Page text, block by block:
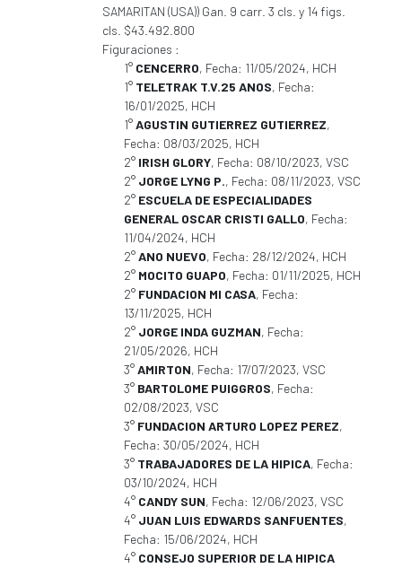
SAMARITAN (USA)) Gan. 9 carr. 3 cls. y 14 figs.
cls. $43.492.800
Figuraciones :
1° CENCERRO, Fecha: 11/05/2024, HCH
1° TELETRAK T.V.25 ANOS, Fecha:
16/01/2025, HCH
1°AGUSTIN GUTIERREZ GUTIERREZ,
Fecha: 08/03/2025, HCH
2° IRISH GLORY, Fecha: 08/10/2023, VSC
2° JORGE LYNG P., Fecha: 08/11/2023, VSC
2° ESCUELA DE ESPECIALIDADES
GENERAL OSCAR CRISTI GALLO, Fecha:
11/04/2024, HCH
2°ANO NUEVO, Fecha: 28/12/2024, HCH
2° MOCITO GUAPO, Fecha: 01/11/2025, HCH
2° FUNDACION MI CASA, Fecha:
13/11/2025, HCH
2° JORGE INDA GUZMAN, Fecha:
21/05/2026, HCH
3°AMIRTON, Fecha: 17/07/2023, VSC
3° BARTOLOME PUIGGROS, Fecha:
02/08/2023, VSC
3° FUNDACION ARTURO LOPEZ PEREZ,
Fecha: 30/05/2024, HCH
3° TRABAJADORES DE LA HIPICA, Fecha:
03/10/2024, HCH
4° CANDY SUN, Fecha: 12/06/2023, VSC
4° JUAN LUIS EDWARDS SANFUENTES,
Fecha: 15/06/2024, HCH
4° CONSEJO SUPERIOR DE LA HIPICA